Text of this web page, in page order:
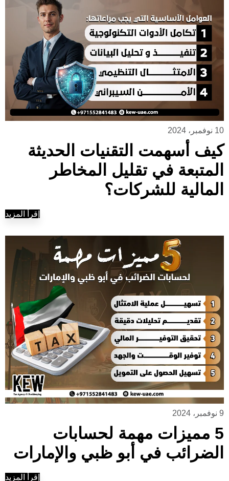
10 نوفمبر، 2024
كيف أسهمت التقنيات الحديثة
المتبعة في تقليل المخاطر
المالية للشركات؟
إقرأ المزيد
9 نوفمبر، 2024
5 مميزات مهمة لحسابات
الضرائب في أبو ظبي والإمارات
إقرأ المزيد